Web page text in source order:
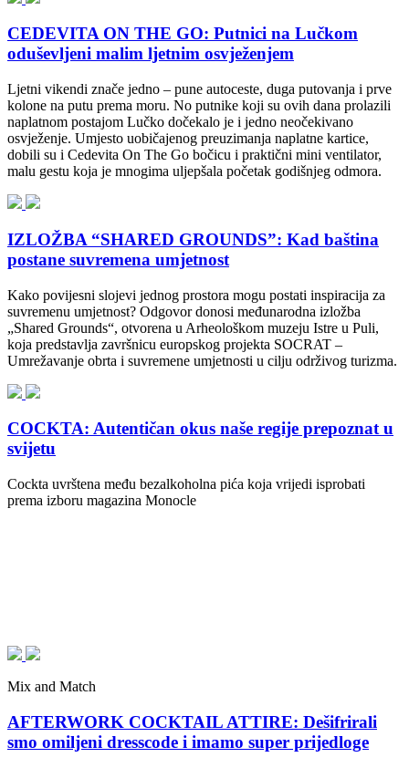
CEDEVITA ON THE GO: Putnici na Lučkom
oduševljeni malim ljetnim osvježenjem
Ljetni vikendi znače jedno – pune autoceste, duga putovanja i prve
kolone na putu prema moru. No putnike koji su ovih dana prolazili
naplatnom postajom Lučko dočekalo je i jedno neočekivano
osvježenje. Umjesto uobičajenog preuzimanja naplatne kartice,
dobili su i Cedevita On The Go bočicu i praktični mini ventilator,
malu gestu koja je mnogima uljepšala početak godišnjeg odmora.
IZLOŽBA “SHARED GROUNDS”: Kad baština
postane suvremena umjetnost
Kako povijesni slojevi jednog prostora mogu postati inspiracija za
suvremenu umjetnost? Odgovor donosi međunarodna izložba
„Shared Grounds“, otvorena u Arheološkom muzeju Istre u Puli,
koja predstavlja završnicu europskog projekta SOCRAT –
Umrežavanje obrta i suvremene umjetnosti u cilju održivog turizma.
COCKTA: Autentičan okus naše regije prepoznat u
svijetu
Cockta uvrštena među bezalkoholna pića koja vrijedi isprobati
prema izboru magazina Monocle
Mix and Match
AFTERWORK COCKTAIL ATTIRE: Dešifrirali
smo omiljeni dresscode i imamo super prijedloge